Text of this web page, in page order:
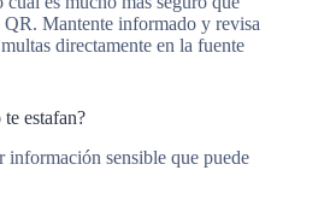
Mantente informado y revisa
directamente en la fuente
estafan?
información sensible que puede